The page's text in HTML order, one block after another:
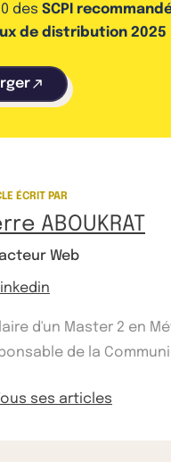
des SCPI
de distribution 2025
ÉCRIT PAR
ABOUKRAT
Web
d'un Master 2 en
de la
ses articles